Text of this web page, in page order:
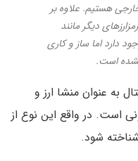
هستیم. علاوه بر
دیگر مانند
دارد اما ساز و کاری
نشده است.
به عنوان منشا ارز و
است. در واقع این نوع از
شود.